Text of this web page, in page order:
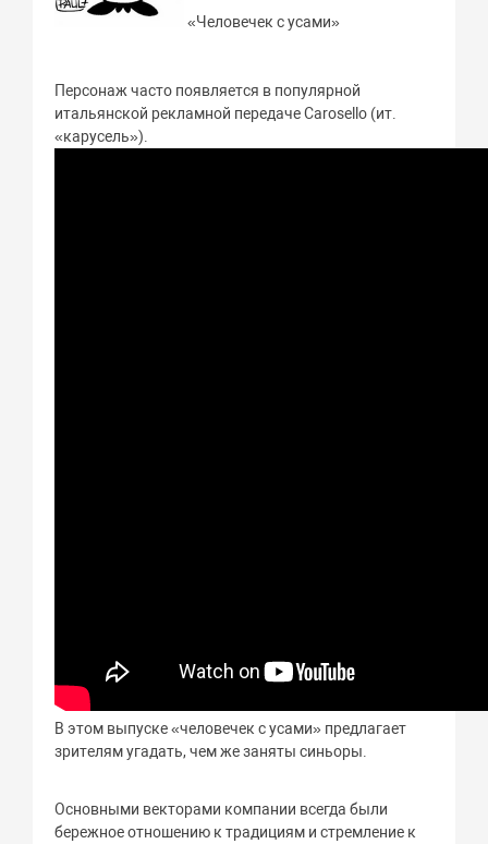
«Человечек с усами»
Персонаж часто появляется в популярной
итальянской рекламной передаче Carosello (ит.
«карусель»).
В этом выпуске «человечек с усами» предлагает
зрителям угадать, чем же заняты синьоры.
Основными векторами компании всегда были
бережное отношению к традициям и стремление к